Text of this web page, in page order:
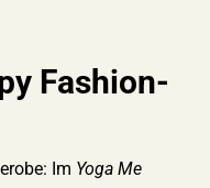
Fashion-
Im Yoga Me